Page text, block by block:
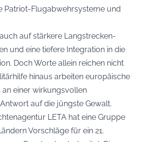
Patriot-Flugabwehrsysteme und
auf stärkere Langstrecken-
und eine tiefere Integration in die
Doch Worte allein reichen nicht
hinaus arbeiten europäische
an einer wirkungsvollen
auf die jüngste Gewalt.
LETA hat eine Gruppe
Vorschläge für ein 21.